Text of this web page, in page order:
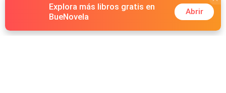
Explora más libros gratis en
BueNovela
Abrir